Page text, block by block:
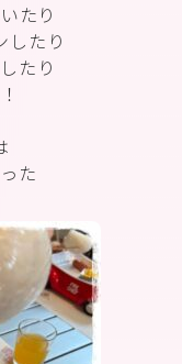
たり
したり
たり
た